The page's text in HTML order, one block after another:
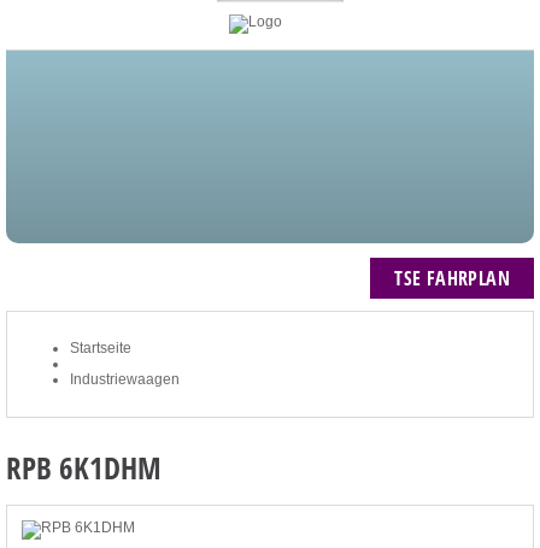
TSE FAHRPLAN
Startseite
Industriewaagen
RPB 6K1DHM